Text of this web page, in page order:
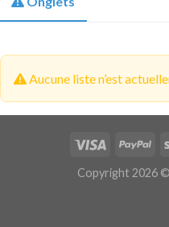
Aucune liste n’est
Copyright 2026 ©